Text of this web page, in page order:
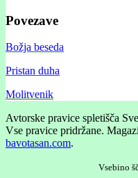
Povezave
Božja beseda
Pristan duha
Molitvenik
Avtorske pravice spletišča
Vse pravice pridržane.
bavotasan.com.
Vsebino